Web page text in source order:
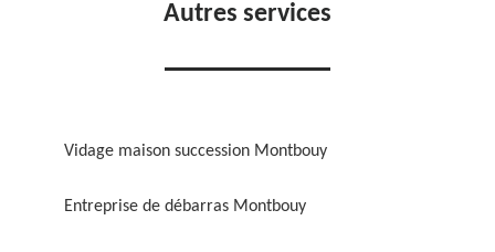
Autres services
Vidage maison succession Montbouy
Entreprise de débarras Montbouy